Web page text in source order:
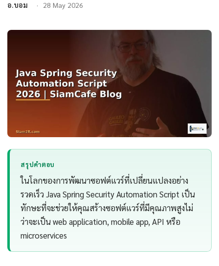
อ.บอม 28 May 2026
สรุปคำตอบ
ในโลกของการพัฒนาซอฟต์แวร์ที่เปลี่ยนแปลงอย่าง
รวดเร็ว Java Spring Security Automation Script เป็น
ทักษะที่จะช่วยให้คุณสร้างซอฟต์แวร์ที่มีคุณภาพสูงไม่
ว่าจะเป็น web application, mobile app, API หรือ
microservices